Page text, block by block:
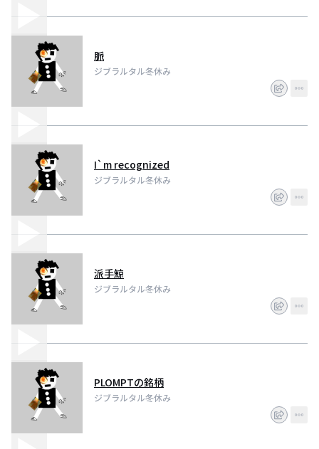
脈
ジブラルタル冬休み
I`m recognized
ジブラルタル冬休み
派手鯨
ジブラルタル冬休み
PLOMPTの銘柄
ジブラルタル冬休み